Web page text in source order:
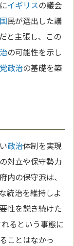
イギリスの議会
国民が選出した議
と主張し、この
の可能性を示し
政治の基礎を築
政治体制を実現
対立や保守勢力
内の保守派は、
統治を維持しよ
性を説き続けた
るという事態に
ことはなかっ